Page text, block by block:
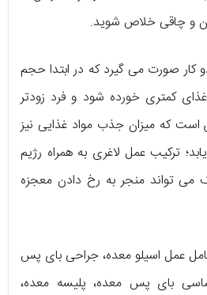
صورت می گیرد که در ابتدا حجم
کمتری خورده شود و فرد زودتر
است که میزان جذب مواد غذایی نیز
ترکیب عمل لاغری به همراه رژیم
تواند منجر به رخ دادن معجزه
عمل اسیلو معده، جراحی بای پس
بای پس معده، پلیسه معده،